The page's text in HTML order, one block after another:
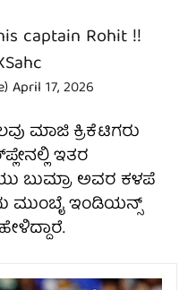
captain Rohit !!
April 17, 2026
ಮಾಜಿ ಕ್ರಿಕೆಟಿಗರು
ಇತರ
ಬುಮ್ರಾ ಅವರ ಕಳಪೆ
ಮುಂಬೈ ಇಂಡಿಯನ್ಸ್